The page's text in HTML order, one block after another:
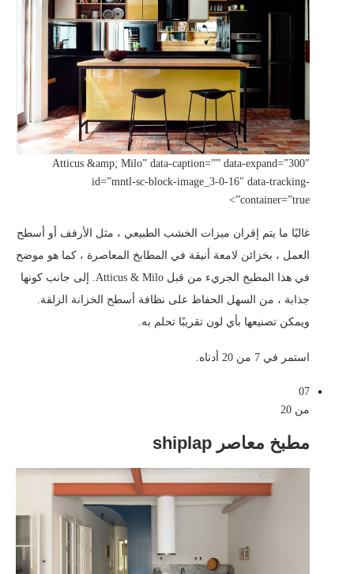
Atticus &amp; Milo” data-caption=”” data-expand=”300″
id=”mntl-sc-block-image_3-0-16″ data-tracking-
container=”true”>
غالبًا ما يتم إقران ميزات الخشب الطبيعي ، مثل الأرفف أو أسطح
العمل ، بخزائن لامعة أنيقة في المطابخ المعاصرة ، كما هو موضح
في هذا المطبخ الجريء من قبل Atticus & Milo. إلى جانب كونها
جذابة ، من السهل الحفاظ على نظافة أسطح الخزانة الزلقة.
ويمكن تصنيعها بأي لون تقريبًا تحلم به.
استمر في 7 من 20 أدناه.
07
من 20
مطبخ معاصر shiplap